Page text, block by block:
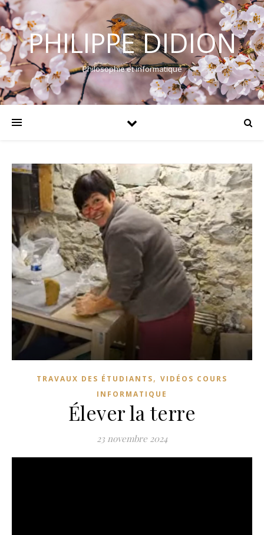
PHILIPPE DIDION
Philosophie et informatique
TRAVAUX DES ÉTUDIANTS, VIDÉOS COURS
INFORMATIQUE
Élever la terre
23 novembre 2024